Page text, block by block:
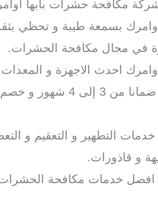
بسمعة طيبة و تحظي بثقة
في مجال مكافحة الحشرات.
احدث الاجهزة و
التطهير و التعقيم و
و قاذورات.
افضل خدمات مكافحة